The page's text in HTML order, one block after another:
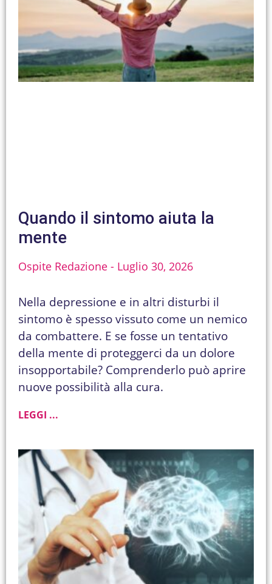
Quando il sintomo aiuta la
mente
Ospite Redazione Luglio 30, 2026
Nella depressione e in altri disturbi il
sintomo è spesso vissuto come un nemico
da combattere. E se fosse un tentativo
della mente di proteggerci da un dolore
insopportabile? Comprenderlo può aprire
nuove possibilità alla cura.
LEGGI ...